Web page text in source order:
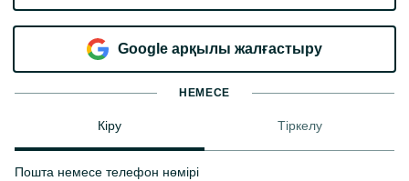
Google арқылы жалғастыру
НЕМЕСЕ
Кіру Тіркелу
Пошта немесе телефон нөмірі